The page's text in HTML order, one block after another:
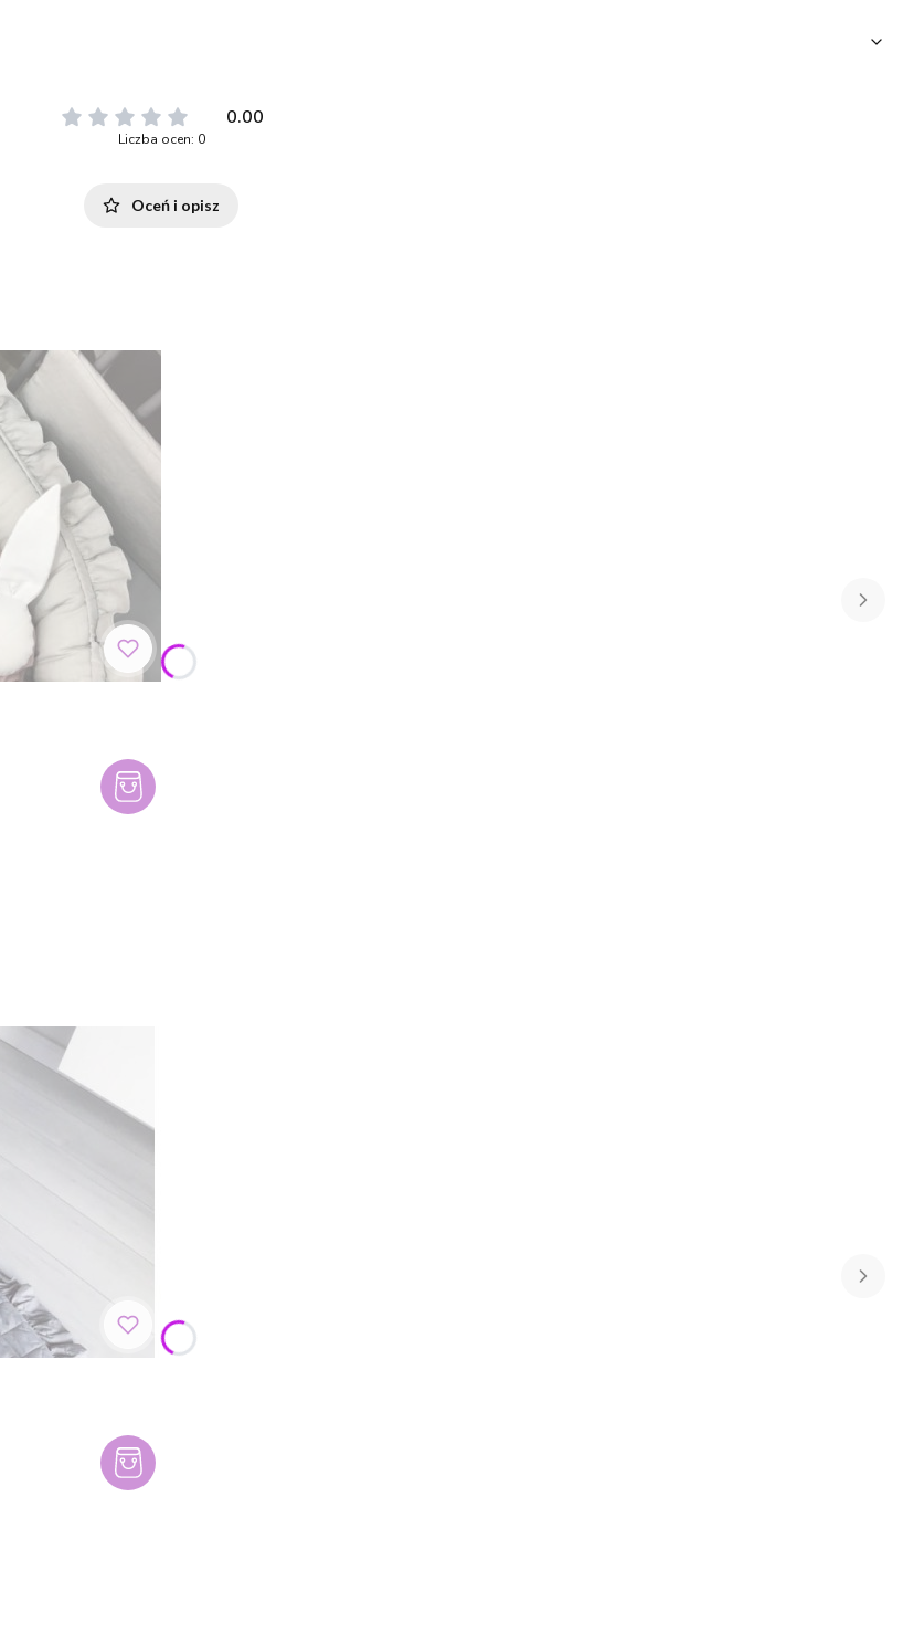
0.00
Liczba ocen: 0
Oceń i opisz